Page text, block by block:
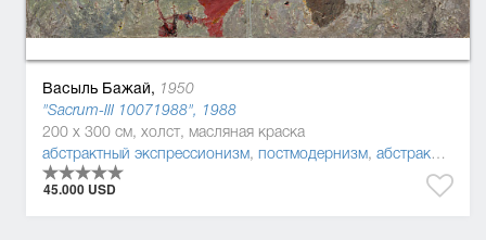
Васыль Бажай, 1950
"Sacrum-ІІІ 10071988", 1988
200 x 300 см, холст, масляная краска
абстрактный экспрессионизм, постмодернизм, абстракционизм
45.000 USD